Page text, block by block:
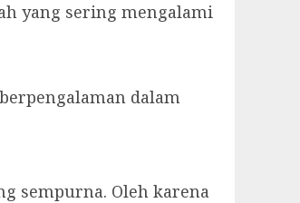
yang sering mengalami
dalam
sempurna. Oleh karena